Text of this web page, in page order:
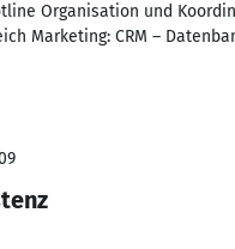
Organisation und
Marketing: CRM –